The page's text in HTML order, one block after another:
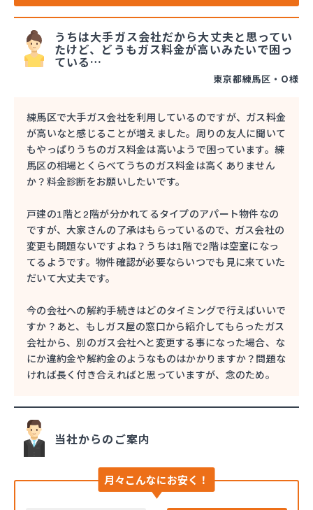
うちは大手ガス会社だから大丈夫と思ってい
たけど、どうもガス料金が高いみたいで困っ
ている…
東京都練馬区・O様
練馬区で大手ガス会社を利用しているのですが、ガス料金
が高いなと感じることが増えました。周りの友人に聞いて
もやっぱりうちのガス料金は高いようで困っています。練
馬区の相場とくらべてうちのガス料金は高くありません
か？料金診断をお願いしたいです。
戸建の1階と2階が分かれてるタイプのアパート物件なの
ですが、大家さんの了承はもらっているので、ガス会社の
変更も問題ないですよね？うちは1階で2階は空室になっ
てるようです。物件確認が必要ならいつでも見に来ていた
だいて大丈夫です。
今の会社への解約手続きはどのタイミングで行えばいいで
すか？あと、もしガス屋の窓口から紹介してもらったガス
会社から、別のガス会社へと変更する事になった場合、な
にか違約金や解約金のようなものはかかりますか？問題な
ければ長く付き合えればと思っていますが、念のため。
当社からのご案内
月々こんなにお安く！